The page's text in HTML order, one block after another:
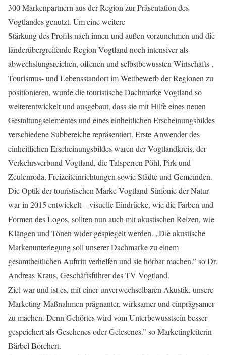
300 Markenpartnern aus der Region zur Präsentation des
Vogtlandes genutzt. Um eine weitere
Stärkung des Profils nach innen und außen vorzunehmen und die
länderübergreifende Region Vogtland noch intensiver als
abwechslungsreichen, offenen und selbstbewussten Wirtschafts-,
Tourismus- und Lebensstandort im Wettbewerb der Regionen zu
positionieren, wurde die touristische Dachmarke Vogtland so
weiterentwickelt und ausgebaut, dass sie mit Hilfe eines neuen
Gestaltungselementes und eines einheitlichen Erscheinungsbildes
verschiedene Subbereiche repräsentiert. Erste Anwender des
einheitlichen Erscheinungsbildes waren der Vogtlandkreis, der
Verkehrsverbund Vogtland, die Talsperren Pöhl, Pirk und
Zeulenroda, Freizeiteinrichtungen sowie Städte und Gemeinden.
Die Optik der touristischen Marke Vogtland-Sinfonie der Natur
war in 2015 entwickelt – visuelle Eindrücke, wie die Farben und
Formen des Logos, sollten nun auch mit akustischen Reizen, wie
Klängen und Tönen wider gespiegelt werden. „Die akustische
Markenunterlegung soll unserer Dachmarke zu einem
gesamtheitlichen Auftritt verhelfen und sie hörbar machen.” so Dr.
Andreas Kraus, Geschäftsführer des TV Vogtland.
Ziel war und ist es, mit einer unverwechselbaren Akustik, unsere
Marketing-Maßnahmen prägnanter, wirksamer und einprägsamer
zu machen. Denn Gehörtes wird vom Unterbewusstsein besser
gespeichert als Gesehenes oder Gelesenes.” so Marketingleiterin
Bärbel Borchert.